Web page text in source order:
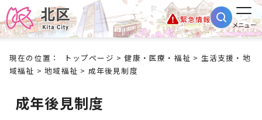
緊急情報
メニュー
現在の位置： トップページ >健康・医療・福祉 > 生活支援・地
域福祉 >地域福祉 > 成年後見制度
成年後見制度